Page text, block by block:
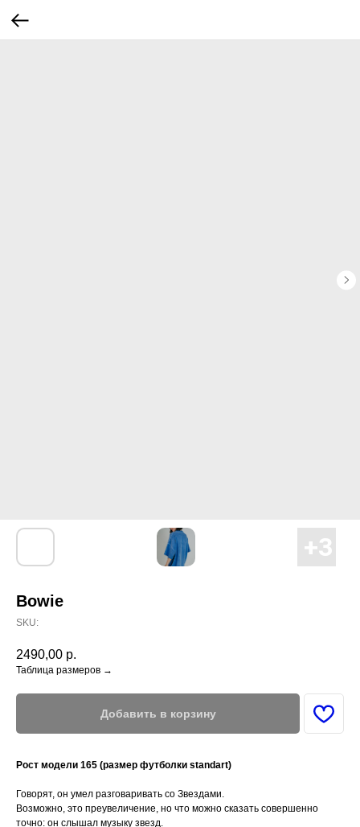
Bowie
SKU:
2490,00 р.
Таблица размеров →
Добавить в корзину
Рост модели 165 (размер футболки standart)
Говорят, он умел разговаривать со Звездами.
Возможно, это преувеличение, но что можно сказать совершенно
точно: он слышал музыку звезд.